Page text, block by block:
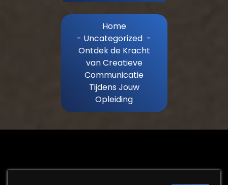
Home
- Uncategorized -
Ontdek de Kracht
van Creatieve
Communicatie
Tijdens Jouw
Opleiding